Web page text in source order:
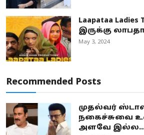
Laapataa Ladies
இருக்கு
May 3, 2024
Recommended Posts
முதல்வர்
நகைச்சுவை
அளவே